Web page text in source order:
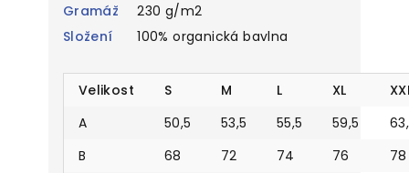
Gramáž
230 g/m2
Složení
100% organická bavlna
Velikost S M L XL
A
50,5 53,5 55,5 59,5
B
68 72 74 76
78